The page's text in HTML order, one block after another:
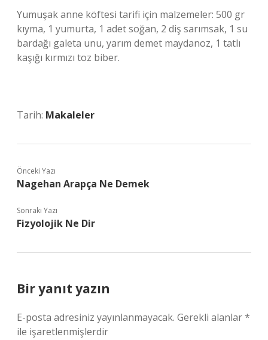
Yumuşak anne köftesi tarifi için malzemeler: 500 gr
kıyma, 1 yumurta, 1 adet soğan, 2 diş sarımsak, 1 su
bardağı galeta unu, yarım demet maydanoz, 1 tatlı
kaşığı kırmızı toz biber.
Tarih: Makaleler
Önceki Yazı
Nagehan Arapça Ne Demek
Sonraki Yazı
Fizyolojik Ne Dir
Bir yanıt yazın
E-posta adresiniz yayınlanmayacak. Gerekli alanlar*
ile işaretlenmişlerdir